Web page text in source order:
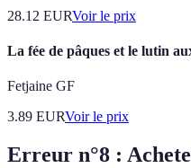
28.12 EURVoir le prix
La fée de pâques et le lutin
Fetjaine GF
3.89 EURVoir le prix
Erreur n°8 :